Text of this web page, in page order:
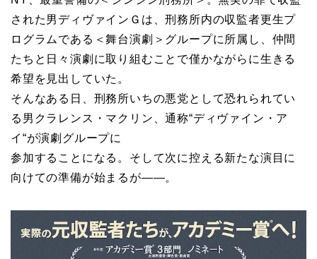
された男ディヴァインＧは、刑務所内の収監者更生プ
ログラムである＜舞台演劇＞グループに所属し、仲間
たちと日々演劇に取り組むことで僅かながらに生きる
希望を見出していた。
そんなある日、刑務所いちの悪党として恐れられてい
る男クラレンス・マクリン、通称“ディヴァイン・ア
イ“が演劇グループに
参加することになる。そして次に控える新たな演目に
向けての準備が始まるが――。